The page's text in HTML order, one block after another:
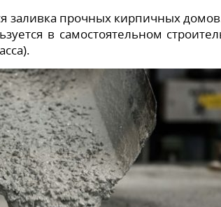
заливка прочных кирпичных
в самостоятельном